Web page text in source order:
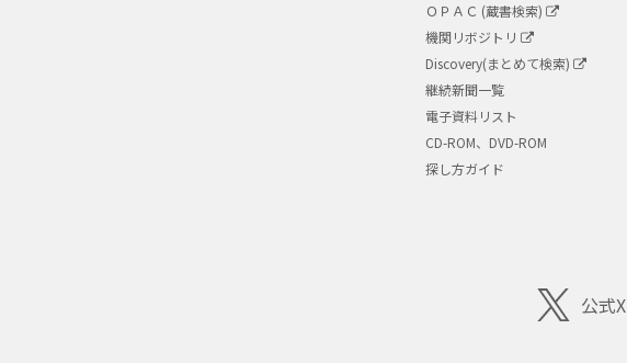
ＯＰＡＣ (蔵書検索)
機関リボジトリ
Discovery(まとめて検索)
継続新聞一覧
電子資料リスト
CD-ROM、DVD-ROM
探し方ガイド
公式X